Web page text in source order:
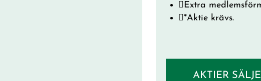
Extra
*Aktie krävs.
AKTIER